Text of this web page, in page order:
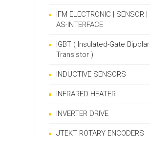
IFM ELECTRONIC | SENSOR |
AS-INTERFACE
IGBT ( Insulated-Gate Bipolar
Transistor )
INDUCTIVE SENSORS
INFRARED HEATER
INVERTER DRIVE
JTEKT ROTARY ENCODERS